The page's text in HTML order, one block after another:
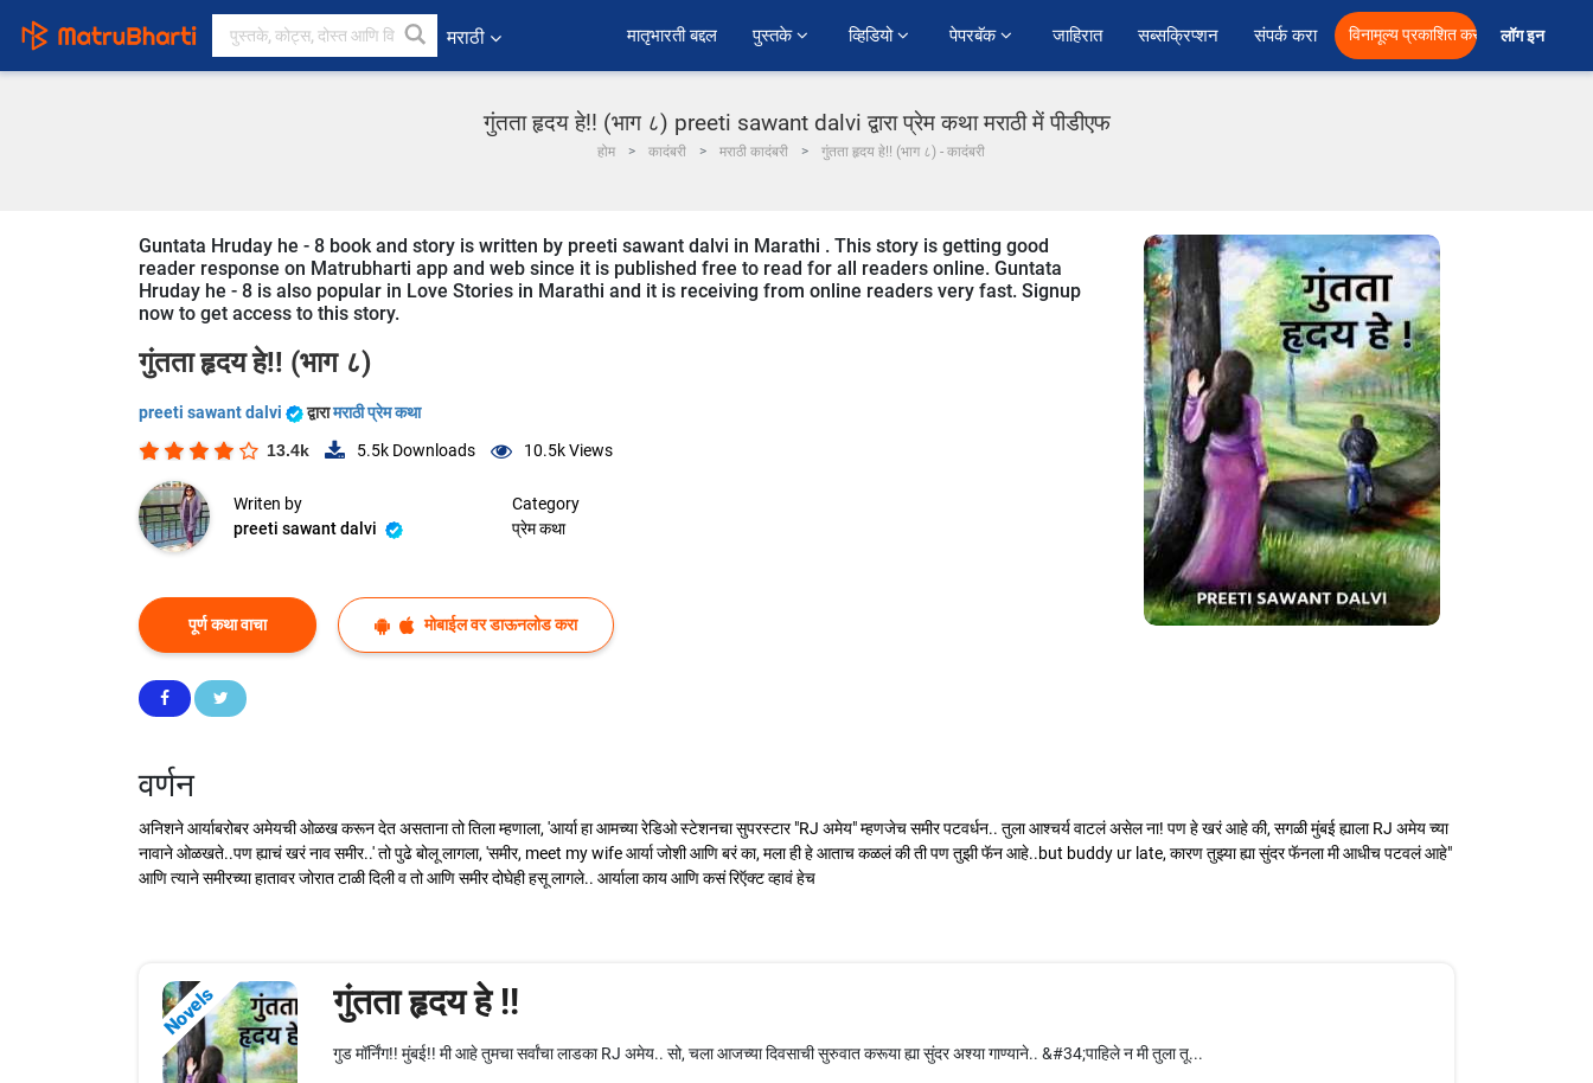
मराठी ﻿मातृभारती बद्दल पुस्तके व्हिडियो पेपरबॅक जाहिरात सब्सक्रिप्शन संपर्क करा विनामूल्य प्रकाशित करा लॉग इन
गुंतता हृदय हे!! (भाग ८) preeti sawant dalvi द्वारा प्रेम कथा मराठी में पीडीएफ
होम कादंबरी मराठी कादंबरी गुंतता हृदय हे!! (भाग ८) - कादंबरी
Guntata Hruday he - 8 book and story is written by preeti sawant dalvi in Marathi . This story is getting good
reader response on Matrubharti app and web since it is published free to read for all readers online. Guntata
Hruday he - 8 is also popular in Love Stories in Marathi and it is receiving from online readers very fast. Signup
now to get access to this story.
गुंतता हृदय हे!! (भाग ८)
preeti sawant dalvi द्वारामराठी प्रेम कथा
13.4k 5.5k Downloads 10.5kViews
Writen by
preeti sawant dalvi
Category
प्रेम कथा
पूर्ण कथा वाचा मोबाईल वर डाऊनलोड करा
वर्णन
अनिशने आर्याबरोबर अमेयची ओळख करून देत असताना तो तिला म्हणाला, 'आर्या हा आमच्या रेडिओ स्टेशनचा सुपरस्टार "RJ अमेय" म्हणजेच समीर पटवर्धन.. तुला आश्चर्य वाटलं असेल ना! पण हे खरं आहे की, सगळी मुंबई ह्याला RJ अमेय च्या
नावाने ओळखते..पण ह्याचं खरं नाव समीर..' तो पुढे बोलू लागला, 'समीर, meet my wife आर्या जोशी आणि बरं का, मला ही हे आताच कळलं की ती पण तुझी फॅन आहे..but buddy ur late, कारण तुझ्या ह्या सुंदर फॅनला मी आधीच पटवलं आहे"
आणि त्याने समीरच्या हातावर जोरात टाळी दिली व तो आणि समीर दोघेही हसू लागले.. आर्याला काय आणि कसं रिऍक्ट व्हावं हेच
Novels गुंतता हृदय हे !!
गुड मॉर्निंग!! मुंबई!! मी आहे तुमचा सर्वांचा लाडका RJ अमेय.. सो, चला आजच्या दिवसाची सुरुवात करूया ह्या सुंदर अश्या गाण्याने.. &#34;पाहिले न मी तुला तू...